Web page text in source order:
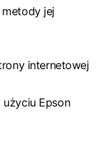
jej
internetowej
Epson